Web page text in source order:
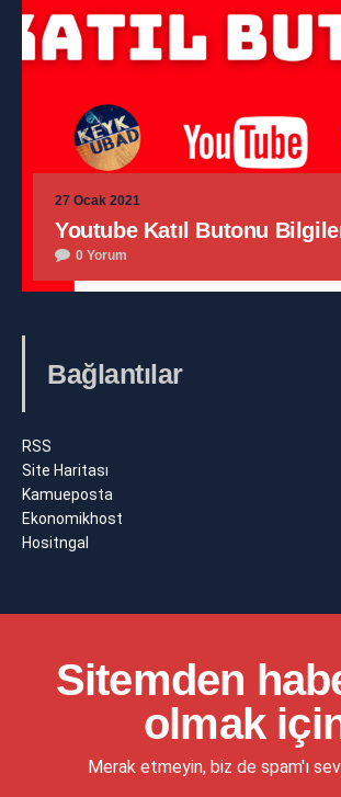
27 Ocak 2021
Youtube Katıl Butonu
0 Yorum
Bağlantılar
RSS
Site Haritası
Kamueposta
Ekonomikhost
Hositngal
Sitemden
olmak
Merak etmeyin, biz de spam'ı